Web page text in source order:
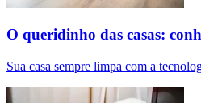
O queridinho das casas:
Sua casa sempre limpa com a